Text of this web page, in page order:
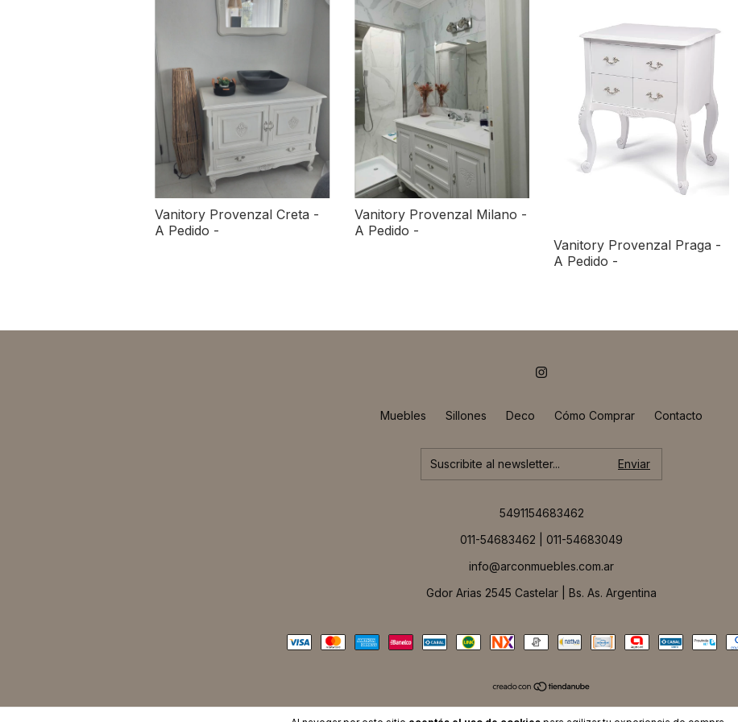
Vanitory Provenzal Creta -
A Pedido -
Vanitory Provenzal Milano -
A Pedido -
Vanitory Provenzal Praga -
A Pedido -
Muebles Sillones Deco Cómo Comprar Contacto
5491154683462
011-54683462 | 011-54683049
info@arconmuebles.com.ar
Gdor Arias 2545 Castelar | Bs. As. Argentina